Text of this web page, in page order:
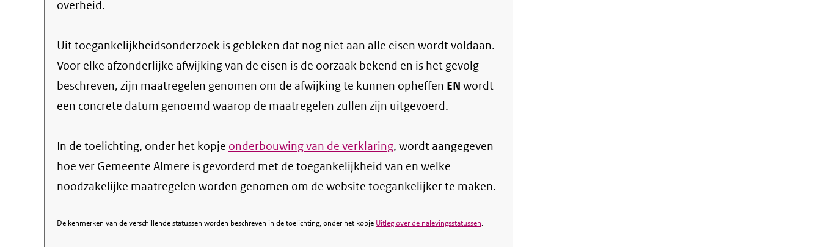
overheid.
Uit toegankelijkheidsonderzoek is gebleken dat nog niet aan alle eisen wordt voldaan.
Voor elke afzonderlijke afwijking van de eisen is de oorzaak bekend en is het gevolg
beschreven, zijn maatregelen genomen om de afwijking te kunnen opheffen EN wordt
een concrete datum genoemd waarop de maatregelen zullen zijn uitgevoerd.
In de toelichting, onder het kopje onderbouwing van de verklaring, wordt aangegeven
hoe ver Gemeente Almere is gevorderd met de toegankelijkheid van en welke
noodzakelijke maatregelen worden genomen om de website toegankelijker te maken.
De kenmerken van de verschillende statussen worden beschreven in de toelichting, onder het kopje Uitleg over de nalevingsstatussen.